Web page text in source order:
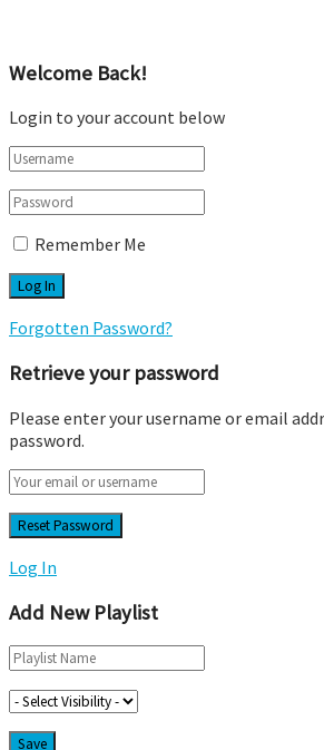
Welcome Back!
Login to your account below
Remember Me
Forgotten Password?
Retrieve your password
Please enter your username or email
password.
Log In
Add New Playlist